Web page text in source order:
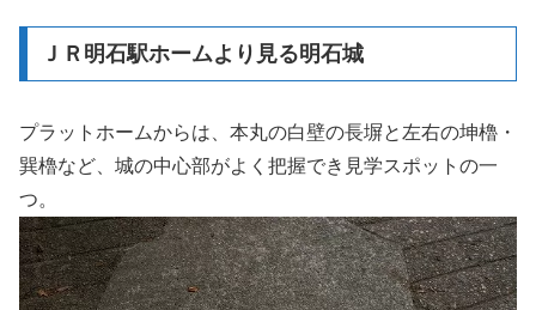
ＪＲ明石駅ホームより見る明石城
プラットホームからは、本丸の白壁の長塀と左右の坤櫓・
巽櫓など、城の中心部がよく把握でき見学スポットの一
つ。